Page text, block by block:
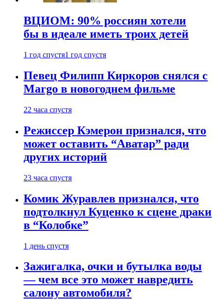
ВЦИОМ: 90% россиян хотели
бы в идеале иметь троих детей
1 год спустя1 год спустя
Певец Филипп Киркоров снялся с
Margo в новогоднем фильме
22 часа спустя
Режиссер Кэмерон признался, что
может оставить “Аватар” ради
других историй
23 часа спустя
Комик Журавлев признался, что
подтолкнул Куценко к сцене драки
в “Колобке”
1 день спустя
Зажигалка, очки и бутылка воды
— чем все это может навредить
салону автомобиля?